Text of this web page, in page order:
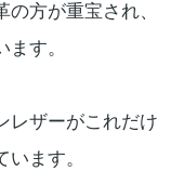
方が重宝され、
す。
レザーがこれだけ
ます。